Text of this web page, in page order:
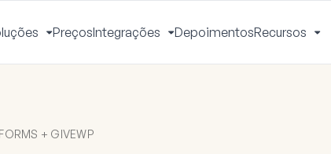
Alternar
Menu
PreçosIntegrações
Alternar
Menu
DepoimentosRecursos
+ GIVEWP